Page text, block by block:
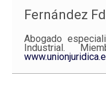
Fernández
Abogado
Industrial.